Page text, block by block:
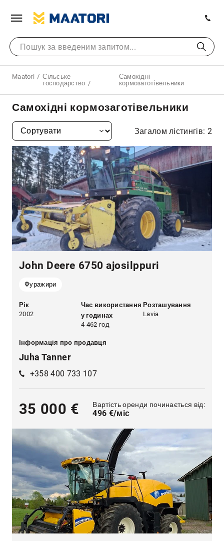
Maatori
Сільське
господарство
Самохідні
кормозаготівельники
Самохідні кормозаготівельники
Загалом лістингів: 2
John Deere 6750 ajosilppuri
Фуражири
Рік
2002
Час використання
у годинах
4 462 год
Розташування
Lavia
Інформація про продавця
Juha Tanner
+358 400 733 107
35 000 € Вартість оренди починається від:
496 €/міс